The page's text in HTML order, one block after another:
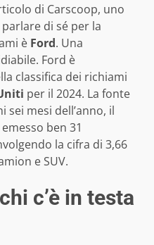
di Carscoop, uno
di sé per la
è Ford. Una
Ford è
classifica dei richiami
per il 2024. La fonte
sei mesi dell’anno, il
ben 31
la cifra di 3,66
e SUV.
c’è in testa